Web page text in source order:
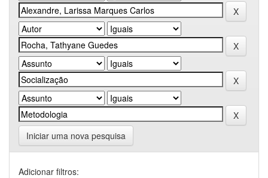
Iniciar uma nova pesquisa
Adicionar filtros: